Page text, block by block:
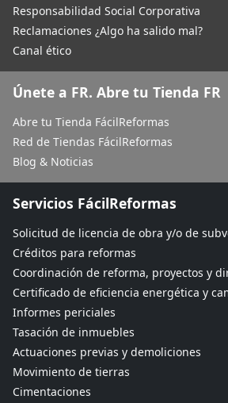
Responsabilidad Social Corporativa
Reclamaciones ¿Algo ha salido mal?
Canal ético
Únete a FR. Abre tu Tienda FR
Abre tu Tienda FácilReformas
Red de Tiendas FácilReformas
Blog & Noticias
Servicios FácilReformas
Solicitud de licencia de obra y/o de
Créditos para reformas
Coordinación de reforma, proyectos y
Certificado de eficiencia energética y
Informes periciales
Tasación de inmuebles
Actuaciones previas y demoliciones
Movimiento de tierras
Cimentaciones